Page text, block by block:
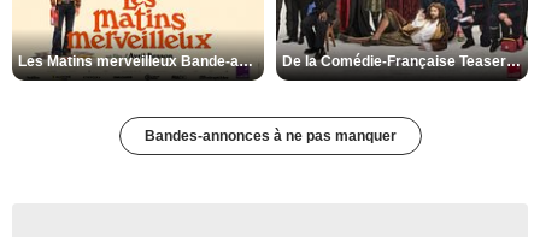
Les Matins merveilleux Bande-annonce VF De la Comédie-Française Teaser VF
Bandes-annonces à ne pas manquer